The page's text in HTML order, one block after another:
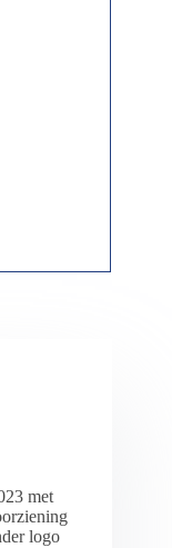
met
logo